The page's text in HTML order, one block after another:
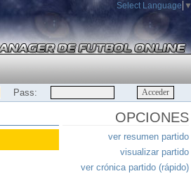
Select Language ▼
Pass:
OPCIONES
ver resumen partido
visualizar partido
ver crónica partido (rápido)